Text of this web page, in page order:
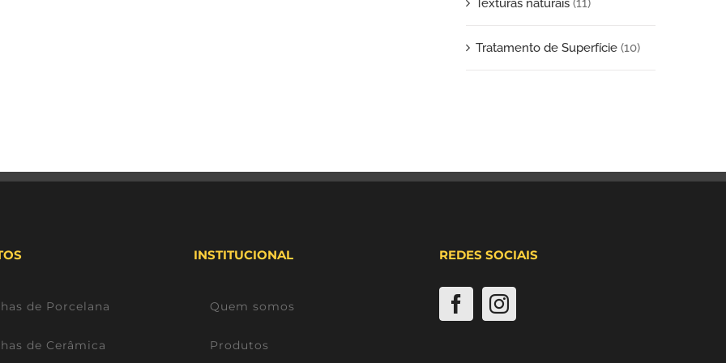
Tratamento de Superfície (10)
de Porcelana
de Cerâmica
INSTITUCIONAL
Quem somos
Produtos
REDES SOCIAIS